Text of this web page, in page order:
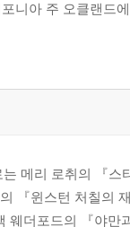
포니아 주 오클랜드
메리 로취의 『
『윈스턴 처칠의
웨더포드의 『야만